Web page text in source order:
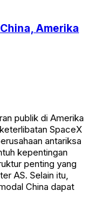
Amerika
publik di Amerika
SpaceX
antariksa
kepentingan
penting yang
AS. Selain itu,
China dapat